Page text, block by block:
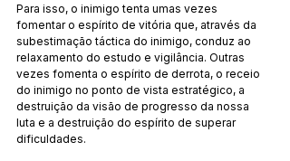
Para isso, o inimigo tenta umas vezes
fomentar o espírito de vitória que, através da
subestimação táctica do inimigo, conduz ao
relaxamento do estudo e vigilância. Outras
vezes fomenta o espírito de derrota, o receio
do inimigo no ponto de vista estratégico, a
destruição da visão de progresso da nossa
luta e a destruição do espírito de superar
dificuldades.